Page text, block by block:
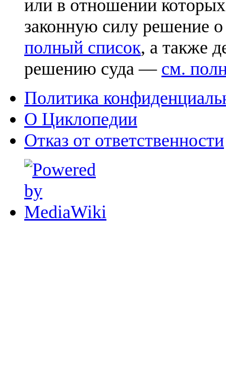
или в отношении
законную силу решение
полный список, а также
решению суда — см.
Политика
О Циклопедии
Отказ от ответственности